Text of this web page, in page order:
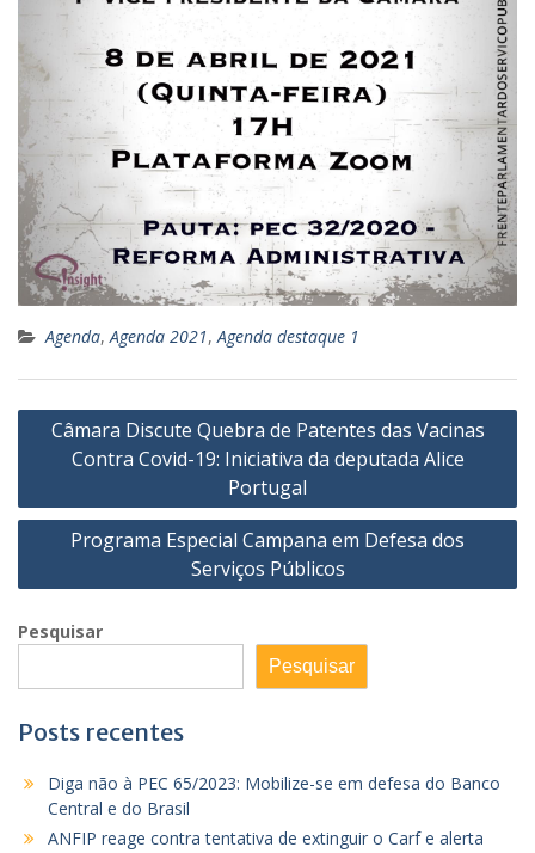
Agenda, Agenda 2021, Agenda destaque 1
Navegação
Câmara Discute Quebra de Patentes das Vacinas
Contra Covid-19: Iniciativa da deputada Alice
Portugal
Programa Especial Campana em Defesa dos
Serviços Públicos
Pesquisar
Pesquisar
Posts recentes
Diga não à PEC 65/2023: Mobilize-se em defesa do Banco
Central e do Brasil
ANFIP reage contra tentativa de extinguir o Carf e alerta